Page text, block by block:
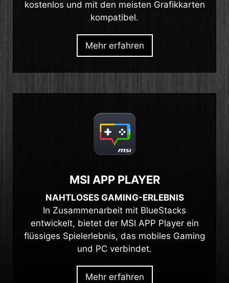
kostenlos und mit den meisten Grafikkarten
kompatibel.
Mehr erfahren
MSI APP PLAYER
NAHTLOSES GAMING-ERLEBNIS
In Zusammenarbeit mit BlueStacks
entwickelt, bietet der MSI APP Player ein
flüssiges Spielerlebnis, das mobiles Gaming
und PC verbindet.
Mehr erfahren